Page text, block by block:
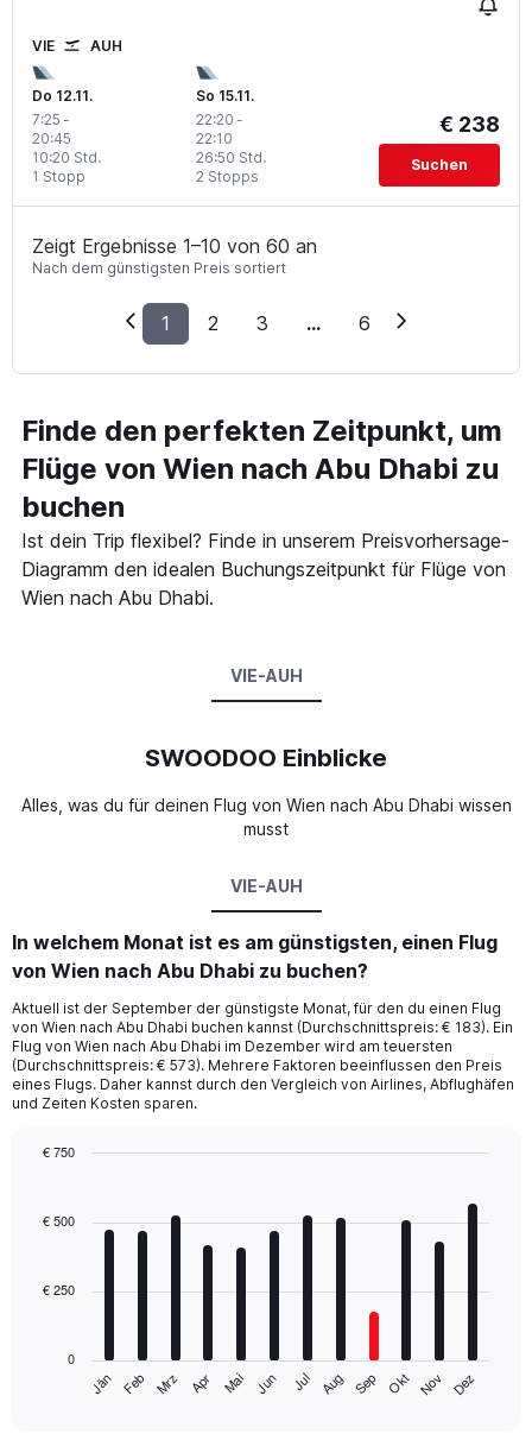
VIE AUH
Do 12.11.
7:25 -
20:45
1 Stopp
10:20 Std.
So 15.11.
22:20 -
22:10
2 Stopps
26:50 Std.
€ 238
Suchen
Zeigt Ergebnisse 1–10 von 60 an
Nach dem günstigsten Preis sortiert
1 2 3 ... 6
Finde den perfekten Zeitpunkt, um
Flüge von Wien nach Abu Dhabi zu
buchen
Ist dein Trip flexibel? Finde in unserem Preisvorhersage-
Diagramm den idealen Buchungszeitpunkt für Flüge von
Wien nach Abu Dhabi.
VIE-AUH
SWOODOO Einblicke
Alles, was du für deinen Flug von Wien nach Abu Dhabi wissen
musst
VIE-AUH
In welchem Monat ist es am günstigsten, einen Flug
von Wien nach Abu Dhabi zu buchen?
Aktuell ist der September der günstigste Monat, für den du einen Flug
von Wien nach Abu Dhabi buchen kannst (Durchschnittspreis: € 183). Ein
Flug von Wien nach Abu Dhabi im Dezember wird am teuersten
(Durchschnittspreis: € 573). Mehrere Faktoren beeinflussen den Preis
eines Flugs. Daher kannst durch den Vergleich von Airlines, Abflughäfen
und Zeiten Kosten sparen.
with
The
Jän Feb Mrz Apr Mai Jun Jul Aug Sep Okt Nov Dez
0
€ 250
€ 500
€ 750